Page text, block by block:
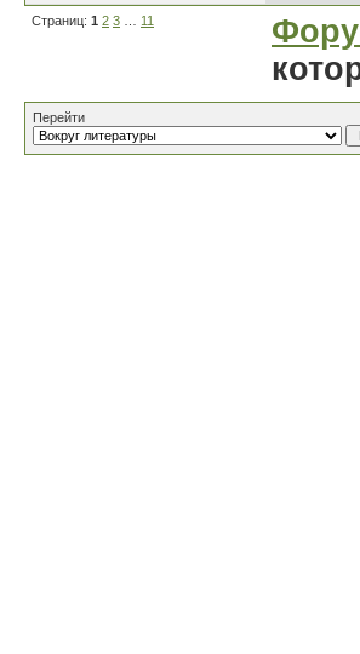
Страниц: 1 2 3 11
Перейти